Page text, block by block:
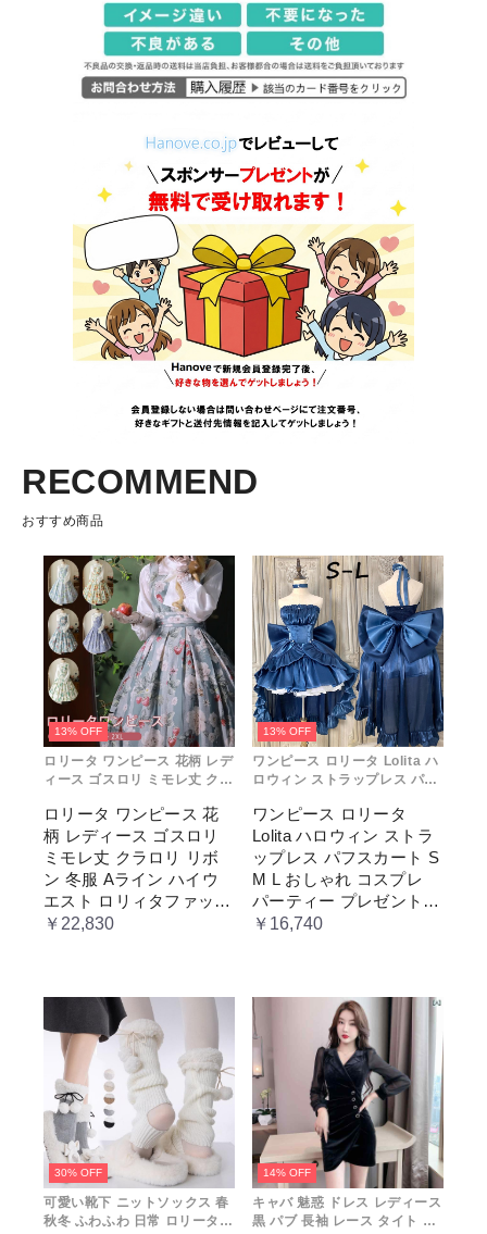
RECOMMEND
おすすめ商品
13% OFF
ロリータ ワンピース 花柄 レデ
ィース ゴスロリ ミモレ丈 クラ
ウエスト ロリィタファッショ
ン レトロ風 クラシカル 上品
かわいい 日常着 通勤 お出かけ
仮 通学
ロリータ ワンピース 花
柄 レディース ゴスロリ
ミモレ丈 クラロリ リボ
ン 冬服 Aライン ハイウ
エスト ロリィタファッシ
ョン レトロ風 クラシカ
￥22,830
13% OFF
ワンピース ロリータ Lolita ハ
ロウィン ストラップレス パフ
プレ パーティー プレゼント レ
ディース コスチューム プリン
セス ロマンティック ブル ドレ
ス
ワンピース ロリータ
Lolita ハロウィン ストラ
ップレス パフスカート S
M L おしゃれ コスプレ
パーティー プレゼント
レディース コスチューム
￥16,740
30% OFF
可愛い靴下 ニットソックス 春
秋冬 ふわふわ 日常 ロリータ
14% OFF
キャバ 魅惑 ドレス レディース
黒 パブ 長袖 レース タイト ス